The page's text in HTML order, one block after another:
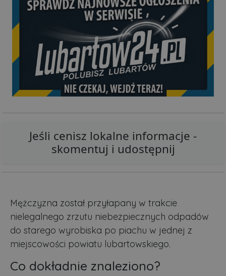
Jeśli cenisz lokalne informacje -
skomentuj i udostępnij
Mężczyzna został przyłapany w trakcie
nielegalnego zrzutu niebezpiecznych odpadów
do starego wyrobiska po piachu w jednej z
miejscowości powiatu lubartowskiego.
Co dokładnie znaleziono?